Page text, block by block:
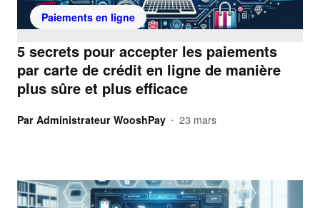
Paiements en ligne
5 secrets pour accepter les paiements
par carte de crédit en ligne de manière
plus sûre et plus efficace
Par Administrateur WooshPay • 23 mars